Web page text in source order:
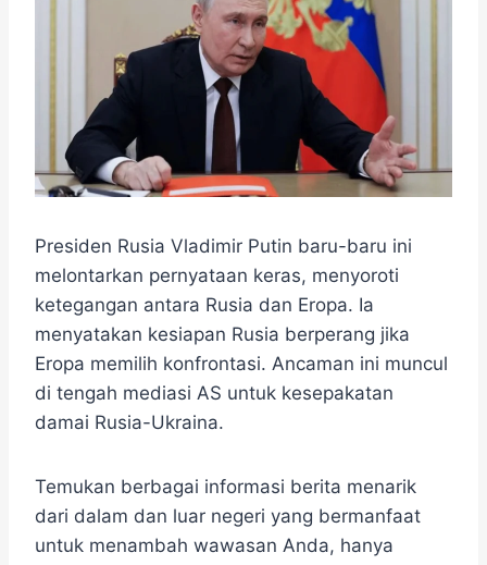
Presiden Rusia Vladimir Putin baru-baru ini
melontarkan pernyataan keras, menyoroti
ketegangan antara Rusia dan Eropa. Ia
menyatakan kesiapan Rusia berperang jika
Eropa memilih konfrontasi. Ancaman ini muncul
di tengah mediasi AS untuk kesepakatan
damai Rusia-Ukraina.
Temukan berbagai informasi berita menarik
dari dalam dan luar negeri yang bermanfaat
untuk menambah wawasan Anda, hanya